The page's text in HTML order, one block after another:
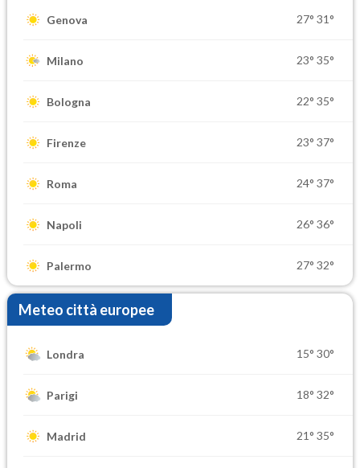
Genova 27° 31°
Milano 23° 35°
Bologna 22° 35°
Firenze 23° 37°
Roma 24° 37°
Napoli 26° 36°
Palermo 27° 32°
Meteo città europee
Londra 15° 30°
Parigi 18° 32°
Madrid 21° 35°